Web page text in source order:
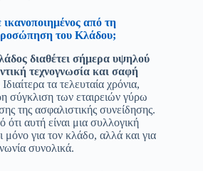
από τη
του Κλάδου;
διαθέτει σήμερα υψηλού
τεχνογνωσία και σαφή
Ιδιαίτερα τα τελευταία χρόνια,
σύγκλιση των εταιρειών γύρω
της ασφαλιστικής συνείδησης.
ότι αυτή είναι μια συλλογική
για τον κλάδο, αλλά και για
συνολικά.